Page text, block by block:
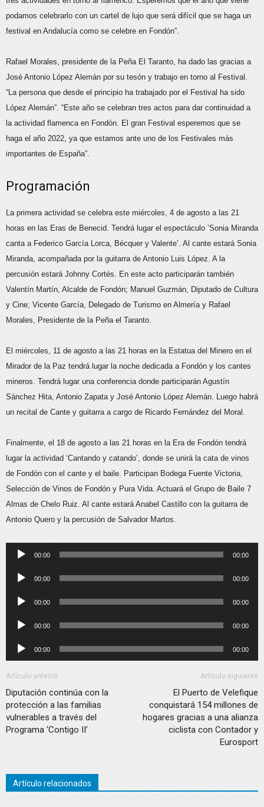
podamos celebrarlo con un cartel de lujo que será difícil que se haga un
festival en Andalucía como se celebre en Fondón”.
Rafael Morales, presidente de la Peña El Taranto, ha dado las gracias a
José Antonio López Alemán por su tesón y trabajo en torno al Festival.
“La persona que desde el principio ha trabajado por el Festival ha sido
López Alemán”. “Este año se celebran tres actos para dar continuidad a
la actividad flamenca en Fondón. El gran Festival esperemos que se
haga el año 2022, ya que estamos ante uno de los Festivales más
importantes de España”.
Programación
La primera actividad se celebra este miércoles, 4 de agosto a las 21
horas en las Eras de Benecid. Tendrá lugar el espectáculo ‘Sonia Miranda
canta a Federico García Lorca, Bécquer y Valente’. Al cante estará Sonia
Miranda, acompañada por la guitarra de Antonio Luis López. A la
percusión estará Johnny Cortés. En este acto participarán también
Valentín Martín, Alcalde de Fondón; Manuel Guzmán, Diputado de Cultura
y Cine; Vicente García, Delegado de Turismo en Almería y Rafael
Morales, Presidente de la Peña el Taranto.
El miércoles, 11 de agosto a las 21 horas en la Estatua del Minero en el
Mirador de la Paz tendrá lugar la noche dedicada a Fondón y los cantes
mineros. Tendrá lugar una conferencia donde participarán Agustín
Sánchez Hita, Antonio Zapata y José Antonio López Alemán. Luego habrá
un recital de Cante y guitarra a cargo de Ricardo Fernández del Moral.
Finalmente, el 18 de agosto a las 21 horas en la Era de Fondón tendrá
lugar la actividad ‘Cantando y catando’, donde se unirá la cata de vinos
de Fondón con el cante y el baile. Participan Bodega Fuente Victoria,
Selección de Vinos de Fondón y Pura Vida. Actuará el Grupo de Baile 7
Almas de Chelo Ruiz. Al cante estará Anabel Castillo con la guitarra de
Antonio Quero y la percusión de Salvador Martos.
Reproductor
audio
00:00 00:00
Reproductor
audio
00:00 00:00
Reproductor
audio
00:00 00:00
Reproductor
audio
00:00 00:00
Reproductor
de
audio
00:00 00:00
Artículo anterior
Diputación continúa con la
protección a las familias
vulnerables a través del
Programa ‘Contigo II’
Artículo siguiente
El Puerto de Velefique
conquistará 154 millones de
hogares gracias a una alianza
ciclista con Contador y
Eurosport
Artículo relacionados